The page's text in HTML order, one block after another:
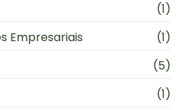
(1)
Empresariais
(1)
(5)
(1)